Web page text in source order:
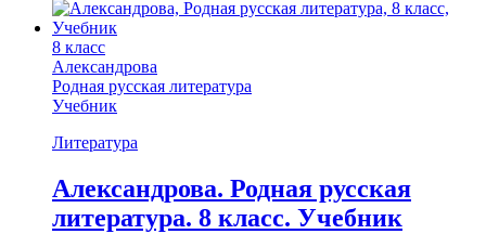
8 класс
Александрова
Родная русская литература
Учебник
Литература
Александрова. Родная русская
литература. 8 класс. Учебник